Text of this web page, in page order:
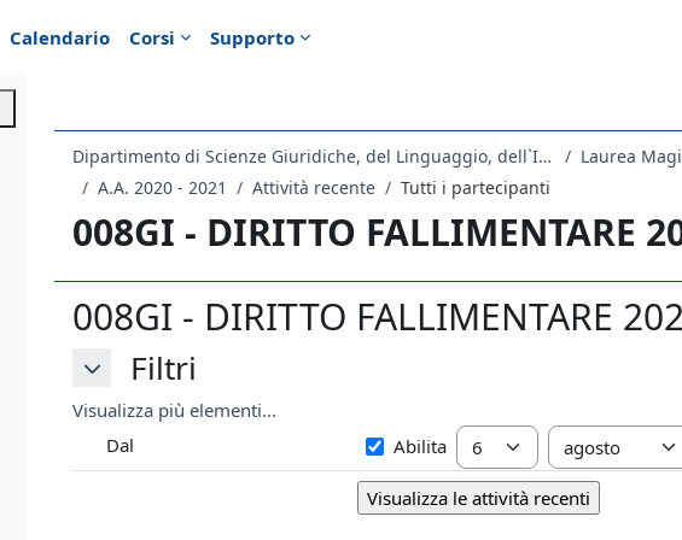
Calendario Corsi Supporto
Dipartimento di Scienze Giuridiche, del Linguaggio, dell`Interpretazione e della Traduzione Laurea
A.A. 2020 - 2021
Attività recente Tutti i partecipanti
008GI - DIRITTO FALLIMENTARE
008GI - DIRITTO FALLIMENTARE
Filtri
Filtri Filtri
Visualizza più elementi...
Dal
DalAbilita Giorno Mese